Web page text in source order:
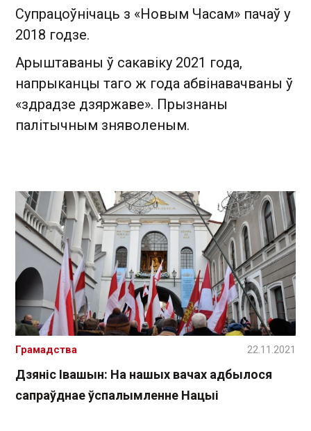
Супрацоўнічаць з «Новым Часам» пачаў у
2018 годзе.
Арыштаваны ў сакавіку 2021 года,
напрыканцы таго ж года абвінавачваны ў
«здрадзе дзяржаве». Прызнаны
палітычным зняволеным.
Дзяніс Івашын: На нашых вачах адбылося
сапраўднае ўспалымленне Нацыі
Грамадства 22.11.2021